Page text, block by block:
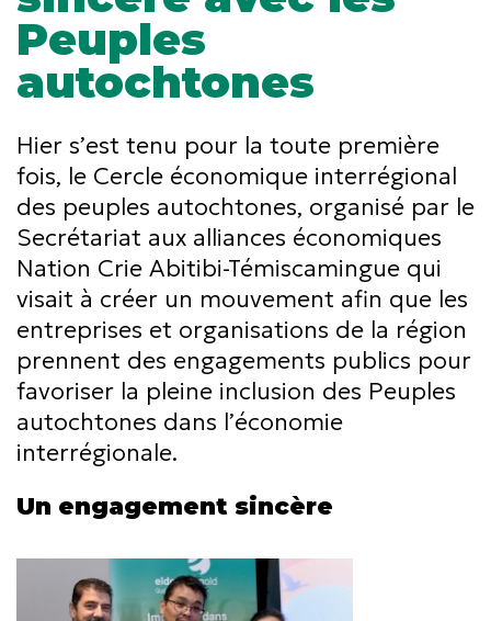
Peuples
autochtones
Hier s’est tenu pour la toute première
fois, le Cercle économique interrégional
des peuples autochtones, organisé par le
Secrétariat aux alliances économiques
Nation Crie Abitibi-Témiscamingue qui
visait à créer un mouvement afin que les
entreprises et organisations de la région
prennent des engagements publics pour
favoriser la pleine inclusion des Peuples
autochtones dans l’économie
interrégionale.
Un engagement sincère